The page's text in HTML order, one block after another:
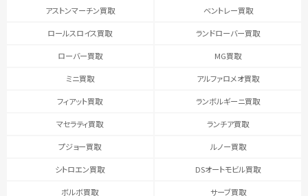
アストンマーチン買取 ベントレー買取
ロールスロイス買取 ランドローバー買取
ローバー買取 MG買取
ミニ買取 アルファロメオ買取
フィアット買取 ランボルギーニ買取
マセラティ買取 ランチア買取
プジョー買取 ルノー買取
シトロエン買取 DSオートモビル買取
ボルボ買取 サーブ買取